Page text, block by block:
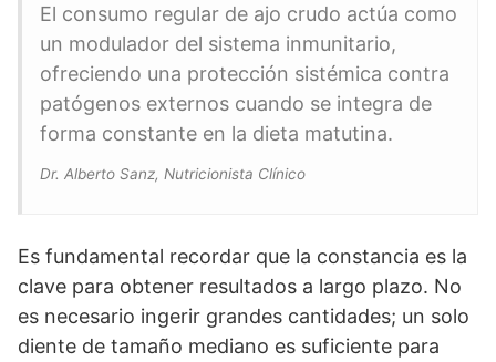
El consumo regular de ajo crudo actúa como
un modulador del sistema inmunitario,
ofreciendo una protección sistémica contra
patógenos externos cuando se integra de
forma constante en la dieta matutina.
Dr. Alberto Sanz, Nutricionista Clínico
Es fundamental recordar que la constancia es la
clave para obtener resultados a largo plazo. No
es necesario ingerir grandes cantidades; un solo
diente de tamaño mediano es suficiente para